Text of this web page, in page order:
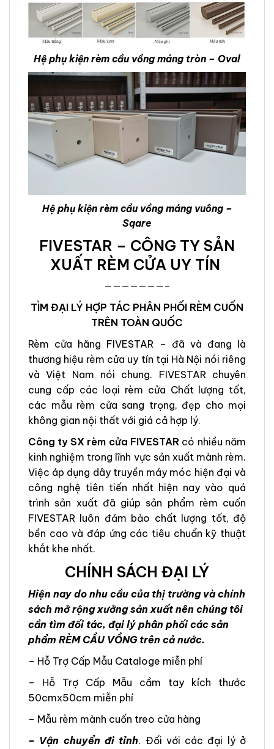
Hệ phụ kiện rèm cầu vồng máng tròn – Oval
Hệ phụ kiện rèm cầu vồng máng vuông –
Sqare
FIVESTAR – CÔNG TY SẢN
XUẤT RÈM CỬA UY TÍN
———————–
TÌM ĐẠI LÝ HỢP TÁC PHÂN PHỐI RÈM CUỐN
TRÊN TOÀN QUỐC
Rèm cửa hãng FIVESTAR – đã và đang là
thương hiệu rèm cửa uy tín tại Hà Nội nói riêng
và Việt Nam nói chung. FIVESTAR chuyên
cung cấp các loại rèm cửa Chất lượng tốt,
các mẫu rèm cửa sang trọng, đẹp cho mọi
không gian nội thất với giá cả hợp lý.
Công ty SX rèm cửa FIVESTARcó nhiều năm
kinh nghiệm trong lĩnh vực sản xuất mành rèm.
Việc áp dụng dây truyền máy móc hiện đại và
công nghệ tiên tiến nhất hiện nay vào quá
trình sản xuất đã giúp sản phẩm rèm cuốn
FIVESTAR luôn đảm bảo chất lượng tốt, độ
bền cao và đáp ứng các tiêu chuẩn kỹ thuật
khắt khe nhất.
CHÍNH SÁCH ĐẠI LÝ
Hiện nay do nhu cầu của thị trường và chính
sách mở rộng xưởng sản xuất nên chúng tôi
cần tìm đối tác, đại lý phân phối các sản
phẩm RÈM CẦU VỒNG trên cả nước.
– Hỗ Trợ Cấp Mẫu Cataloge miễn phí
– Hỗ Trợ Cấp Mẫu cầm tay kích thước
50cmx50cm miễn phí
– Mẫu rèm mành cuốn treo cửa hàng
– Vận chuyển đi tỉnh. Đối với các đại lý ở